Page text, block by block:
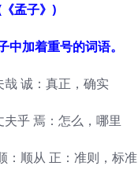
孟子》)
中加着重号的词语。
诚：真正，确实
乎 焉：怎么，哪里
：顺从 正：准则，标准